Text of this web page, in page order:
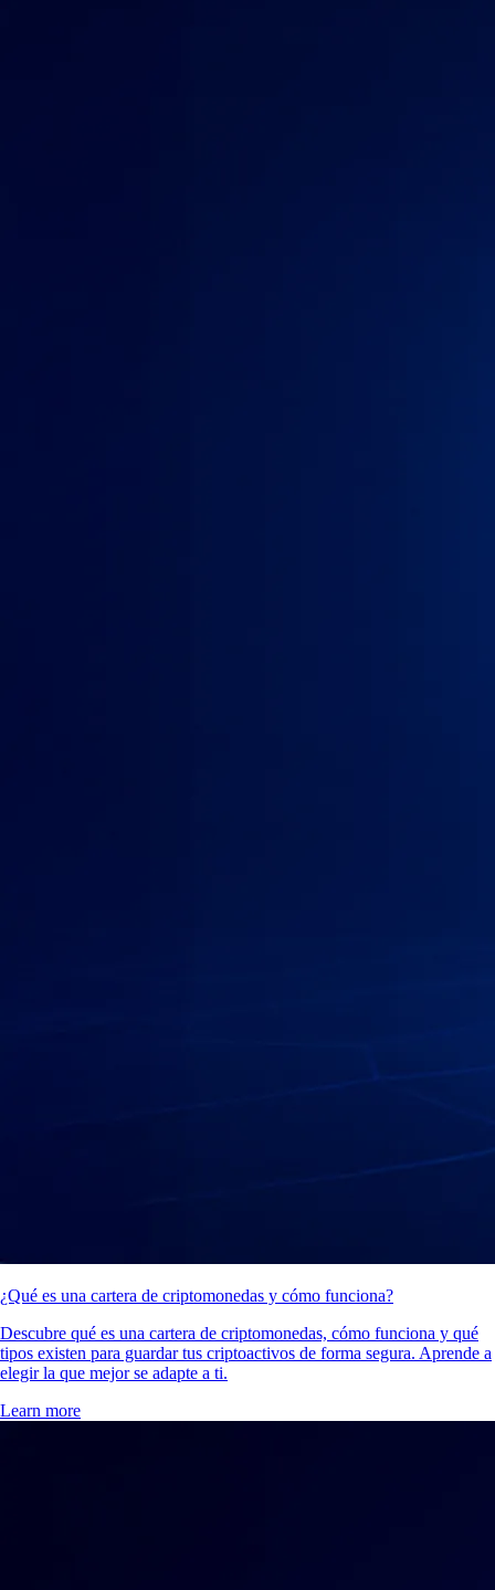
¿Qué es una cartera de criptomonedas y cómo funciona?
Descubre qué es una cartera de criptomonedas, cómo funciona y qué
tipos existen para guardar tus criptoactivos de forma segura. Aprende a
elegir la que mejor se adapte a ti.
Learn more